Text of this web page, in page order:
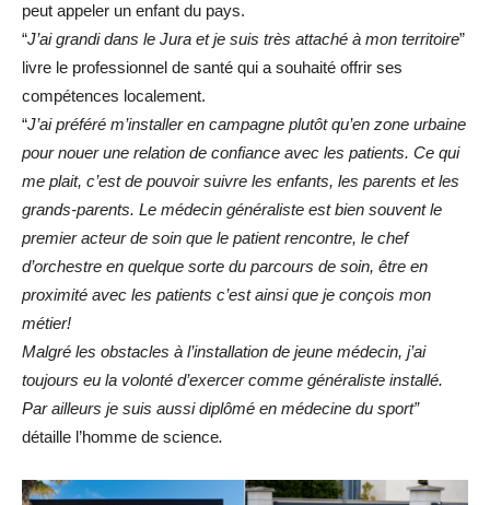
peut appeler un enfant du pays.
“J’ai grandi dans le Jura et je suis très attaché à mon territoire”
livre le professionnel de santé qui a souhaité offrir ses
compétences localement.
“J’ai préféré m’installer en campagne plutôt qu’en zone urbaine
pour nouer une relation de confiance avec les patients. Ce qui
me plait, c’est de pouvoir suivre les enfants, les parents et les
grands-parents. Le médecin généraliste est bien souvent le
premier acteur de soin que le patient rencontre, le chef
d’orchestre en quelque sorte du parcours de soin, être en
proximité avec les patients c’est ainsi que je conçois mon
métier!
Malgré les obstacles à l’installation de jeune médecin, j’ai
toujours eu la volonté d’exercer comme généraliste installé.
Par ailleurs je suis aussi diplômé en médecine du sport”
détaille l’homme de science.